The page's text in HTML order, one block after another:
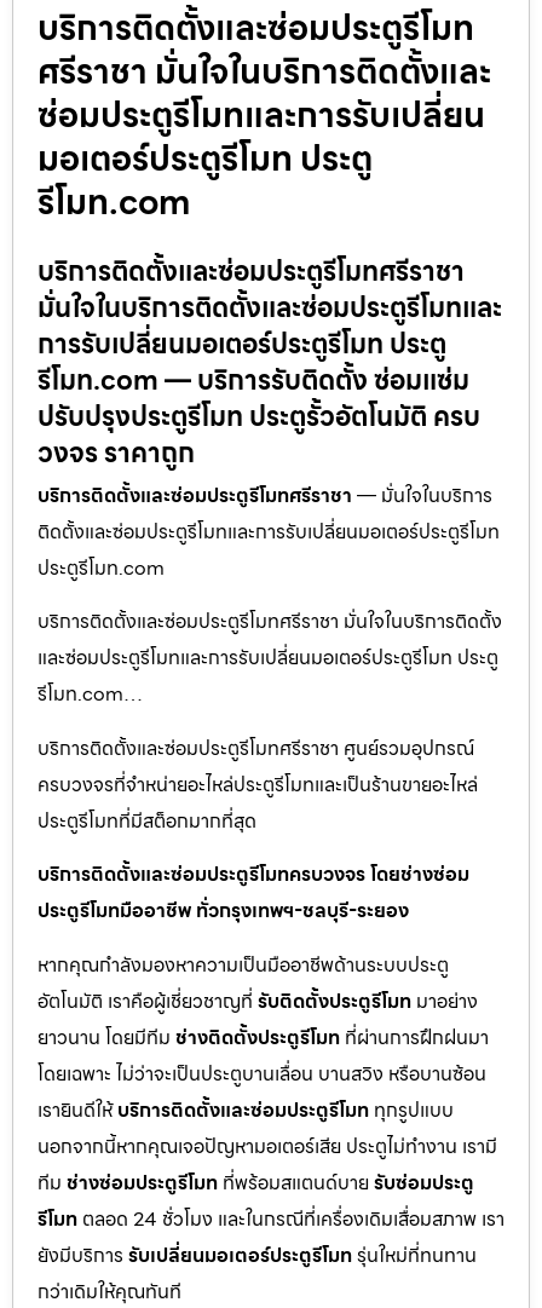
บริการติดตั้งและซ่อมประตูรีโมท
ศรีราชา มั่นใจในบริการติดตั้งและ
ซ่อมประตูรีโมทและการรับเปลี่ยน
มอเตอร์ประตูรีโมท ประตู
รีโมท.com
บริการติดตั้งและซ่อมประตูรีโมทศรีราชา
มั่นใจในบริการติดตั้งและซ่อมประตูรีโมทและ
การรับเปลี่ยนมอเตอร์ประตูรีโมท ประตู
รีโมท.com — บริการรับติดตั้ง ซ่อมแซ่ม
ปรับปรุงประตูรีโมท ประตูรั้วอัตโนมัติ ครบ
วงจร ราคาถูก
บริการติดตั้งและซ่อมประตูรีโมทศรีราชา — มั่นใจในบริการ
ติดตั้งและซ่อมประตูรีโมทและการรับเปลี่ยนมอเตอร์ประตูรีโมท
ประตูรีโมท.com
บริการติดตั้งและซ่อมประตูรีโมทศรีราชา มั่นใจในบริการติดตั้ง
และซ่อมประตูรีโมทและการรับเปลี่ยนมอเตอร์ประตูรีโมท ประตู
รีโมท.com…
บริการติดตั้งและซ่อมประตูรีโมทศรีราชา ศูนย์รวมอุปกรณ์
ครบวงจรที่จำหน่ายอะไหล่ประตูรีโมทและเป็นร้านขายอะไหล่
ประตูรีโมทที่มีสต็อกมากที่สุด
บริการติดตั้งและซ่อมประตูรีโมทครบวงจร โดยช่างซ่อม
ประตูรีโมทมืออาชีพ ทั่วกรุงเทพฯ-ชลบุรี-ระยอง
หากคุณกำลังมองหาความเป็นมืออาชีพด้านระบบประตู
อัตโนมัติ เราคือผู้เชี่ยวชาญที่ รับติดตั้งประตูรีโมท มาอย่าง
ยาวนาน โดยมีทีม ช่างติดตั้งประตูรีโมท ที่ผ่านการฝึกฝนมา
โดยเฉพาะ ไม่ว่าจะเป็นประตูบานเลื่อน บานสวิง หรือบานซ้อน
เรายินดีให้บริการติดตั้งและซ่อมประตูรีโมท ทุกรูปแบบ
นอกจากนี้หากคุณเจอปัญหามอเตอร์เสีย ประตูไม่ทำงาน เรามี
ทีม ช่างซ่อมประตูรีโมท ที่พร้อมสแตนด์บาย รับซ่อมประตู
รีโมท ตลอด 24 ชั่วโมง และในกรณีที่เครื่องเดิมเสื่อมสภาพ เรา
ยังมีบริการ รับเปลี่ยนมอเตอร์ประตูรีโมทรุ่นใหม่ที่ทนทาน
กว่าเดิมให้คุณทันที